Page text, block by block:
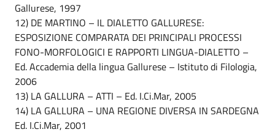
Gallurese, 1997
12) DE MARTINO – IL DIALETTO GALLURESE:
ESPOSIZIONE COMPARATA DEI PRINCIPALI PROCESSI
FONO-MORFOLOGICI E RAPPORTI LINGUA-DIALETTO –
Ed. Accademia della lingua Gallurese – Istituto di Filologia,
2006
13) LA GALLURA – ATTI – Ed. I.Ci.Mar, 2005
14) LA GALLURA – UNA REGIONE DIVERSA IN SARDEGNA
Ed. I.Ci.Mar, 2001